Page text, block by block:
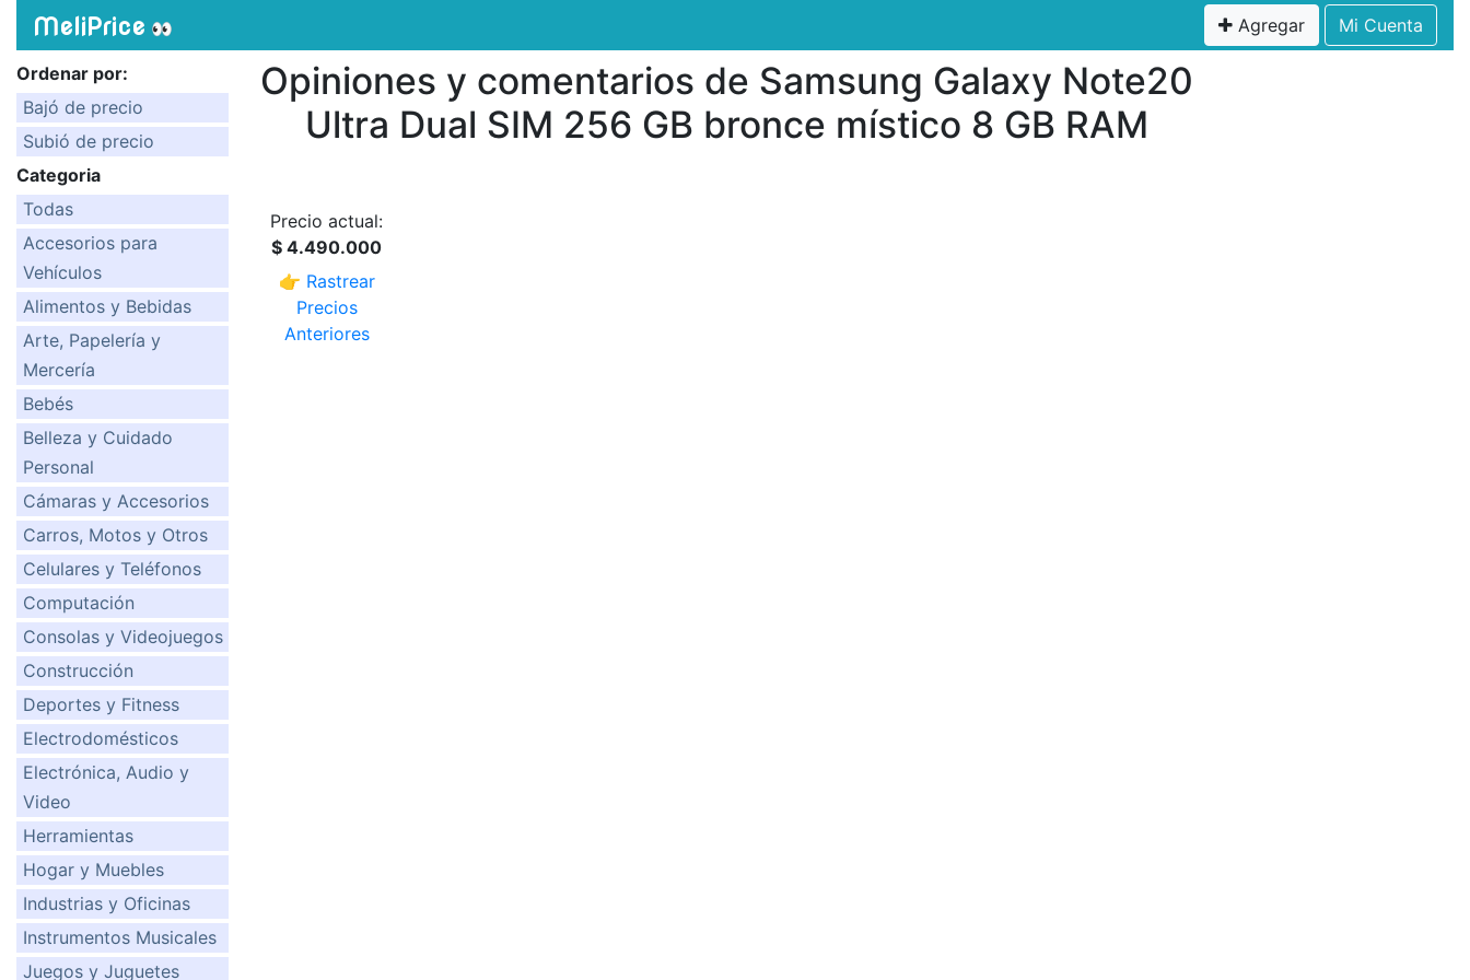
MeliPrice 👀 Agregar Mi Cuenta
Ordenar por:
Bajó de precio
Subió de precio
Categoria
Todas
Accesorios para
Vehículos
Alimentos y Bebidas
Arte, Papelería y
Mercería
Bebés
Belleza y Cuidado
Personal
Cámaras y Accesorios
Carros, Motos y Otros
Celulares y Teléfonos
Computación
Consolas y Videojuegos
Construcción
Deportes y Fitness
Electrodomésticos
Electrónica, Audio y
Video
Herramientas
Hogar y Muebles
Industrias y Oficinas
Instrumentos Musicales
Juegos y Juguetes
Opiniones y comentarios de Samsung Galaxy Note20
Ultra Dual SIM 256 GB bronce místico 8 GB RAM
Precio actual:
$ 4.490.000
👉 Rastrear
Precios
Anteriores